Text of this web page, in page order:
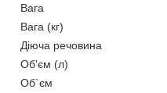
Вага
Вага (кг)
Діюча речовина
Об'єм (л)
Об`єм